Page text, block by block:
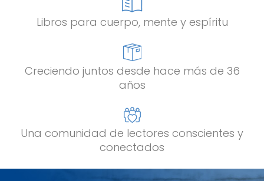
Libros para cuerpo, mente y espíritu
Creciendo juntos desde hace más de 36
años
Una comunidad de lectores conscientes y
conectados